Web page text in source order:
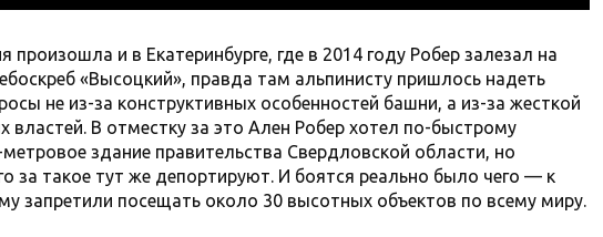
произошла и в Екатеринбурге, где в 2014 году Робер залезал на
«Высоцкий», правда там альпинисту пришлось надеть
не из-за конструктивных особенностей башни, а из-за жесткой
властей. В отместку за это Ален Робер хотел по-быстрому
метровое здание правительства Свердловской области, но
за такое тут же депортируют. И боятся реально было чего — к
запретили посещать около 30 высотных объектов по всему миру.